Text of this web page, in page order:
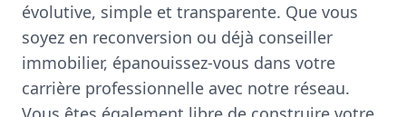
évolutive, simple et transparente. Que vous
soyez en reconversion ou déjà conseiller
immobilier, épanouissez-vous dans votre
carrière professionnelle avec notre réseau.